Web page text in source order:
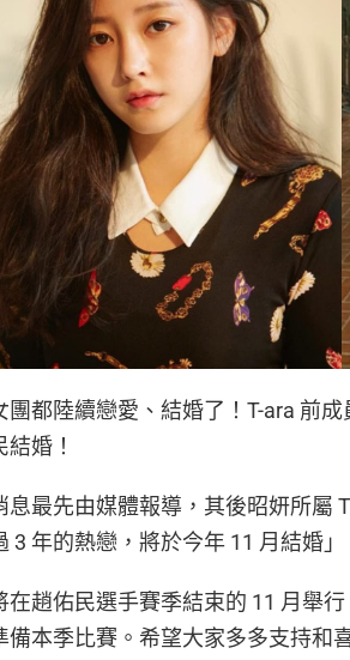
團都陸續戀愛、結婚了！T-ara 前
結婚！
息最先由媒體報導，其後昭妍所屬
3 年的熱戀，將於今年 11 月結婚」
在趙佑民選手賽季結束的 11 月舉
備本季比賽。希望大家多多支持和